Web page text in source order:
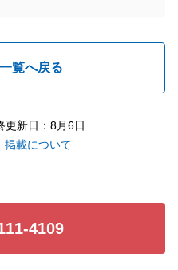
覧へ戻る
更新日：8月6日
掲載について
4109